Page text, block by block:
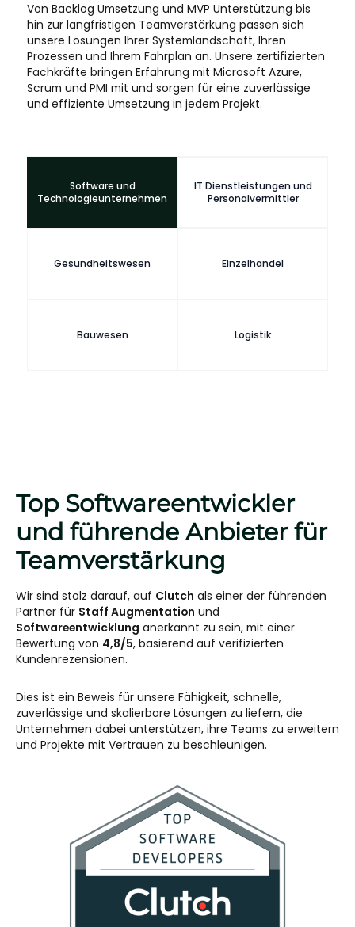
Von Backlog Umsetzung und MVP Unterstützung bis
hin zur langfristigen Teamverstärkung passen sich
unsere Lösungen Ihrer Systemlandschaft, Ihren
Prozessen und Ihrem Fahrplan an. Unsere zertifizierten
Fachkräfte bringen Erfahrung mit Microsoft Azure,
Scrum und PMI mit und sorgen für eine zuverlässige
und effiziente Umsetzung in jedem Projekt.
Software und
Technologieunternehmen
IT Dienstleistungen und
Personalvermittler
Gesundheitswesen Einzelhandel
Bauwesen Logistik
Top Softwareentwickler
und führende Anbieter für
Teamverstärkung
Wir sind stolz darauf, auf Clutch als einer der führenden
Partner für Staff Augmentation und
Softwareentwicklung anerkannt zu sein, mit einer
Bewertung von 4,8/5, basierend auf verifizierten
Kundenrezensionen.
Dies ist ein Beweis für unsere Fähigkeit, schnelle,
zuverlässige und skalierbare Lösungen zu liefern, die
Unternehmen dabei unterstützen, ihre Teams zu erweitern
und Projekte mit Vertrauen zu beschleunigen.